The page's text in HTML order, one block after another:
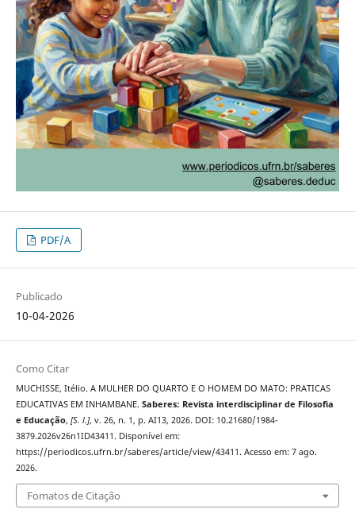
PDF/A
Publicado
10-04-2026
Como Citar
MUCHISSE, Itélio. A MULHER DO QUARTO E O HOMEM DO MATO: PRATICAS
EDUCATIVAS EM INHAMBANE. Saberes: Revista interdisciplinar de Filosofia
e Educação, [S. l.], v. 26, n. 1, p. AI13, 2026. DOI: 10.21680/1984-
3879.2026v26n1ID43411. Disponível em:
https://periodicos.ufrn.br/saberes/article/view/43411. Acesso em: 7 ago.
2026.
Fomatos de Citação